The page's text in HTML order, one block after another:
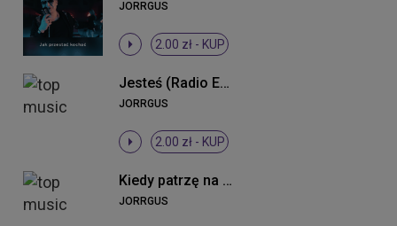
JORRGUS
2.00 zł - KUP
Jesteś (Radio Edit 2013)
JORRGUS
2.00 zł - KUP
Kiedy patrzę na nią (Radio Mix)
JORRGUS